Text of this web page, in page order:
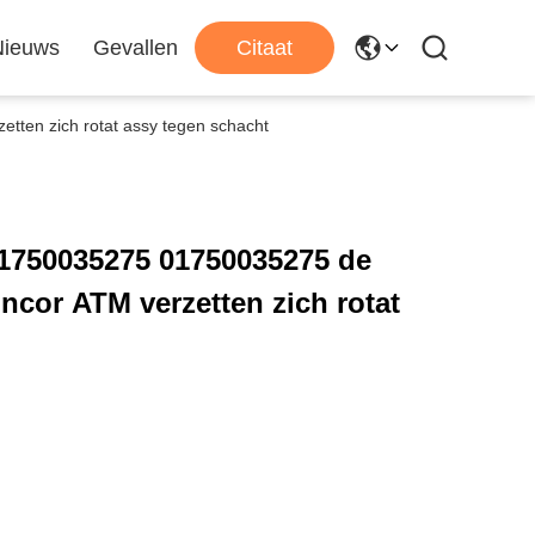
Gevallen Citaat
zich rotat assy tegen schacht
01750035275 de
ATM verzetten zich rotat